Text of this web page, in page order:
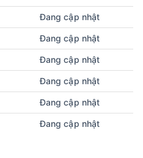
Đang cập nhật
Đang cập nhật
Đang cập nhật
Đang cập nhật
Đang cập nhật
Đang cập nhật